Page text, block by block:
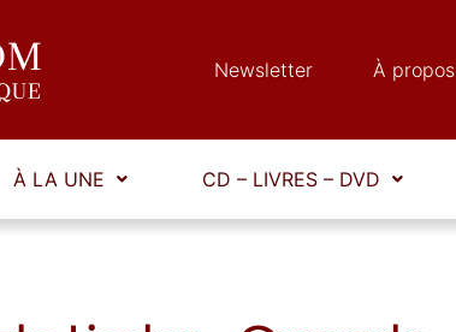
Newsletter À propos
À LA UNE CD – LIVRES – DVD